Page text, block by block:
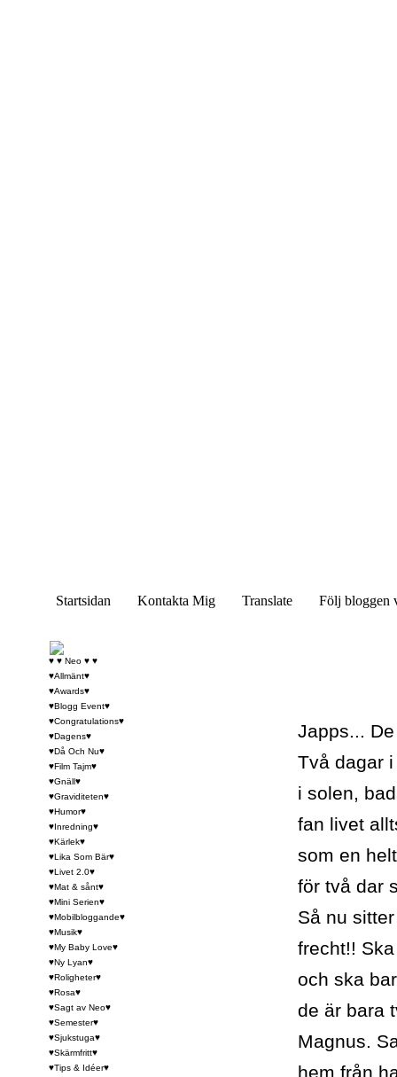
Startsidan Kontakta Mig Translate Följ bloggen
Japps...
Två dagar
i solen,
fan livet
som en
för två dar
Så nu
frecht!!
och ska
de är bara
Magnus.
hem från
♥ ♥ Neo ♥ ♥
♥Allmänt♥
♥Awards♥
♥Blogg Event♥
♥Congratulations♥
♥Dagens♥
♥Då Och Nu♥
♥Film Tajm♥
♥Gnäll♥
♥Graviditeten♥
♥Humor♥
♥Inredning♥
♥Kärlek♥
♥Lika Som Bär♥
♥Livet 2.0♥
♥Mat & sånt♥
♥Mini Serien♥
♥Mobilbloggande♥
♥Musik♥
♥My Baby Love♥
♥Ny Lyan♥
♥Roligheter♥
♥Rosa♥
♥Sagt av Neo♥
♥Semester♥
♥Sjukstuga♥
♥Skärmfritt♥
♥Tips & Idéer♥